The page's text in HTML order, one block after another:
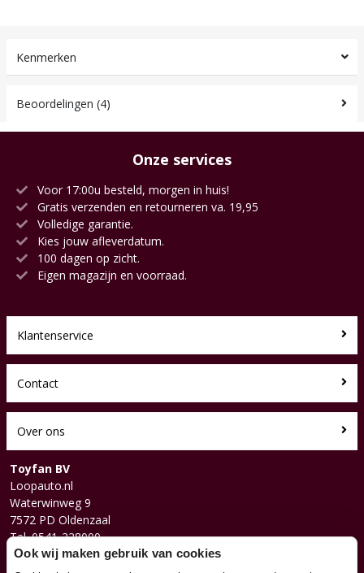
Kenmerken
Beoordelingen (4)
Onze services
Voor 17:00u besteld, morgen in huis!
Gratis verzenden en retourneren va. 19,95
Volledige garantie.
Kies jouw afleverdatum.
100 dagen op zicht.
Eigen magazijn en voorraad.
Klantenservice
Contact
Over ons
Toyfan BV
Loopauto.nl
Waterwinweg 9
7572 PD Oldenzaal
Tel. 0541-228000
Facebook
Ook wij maken gebruik van cookies